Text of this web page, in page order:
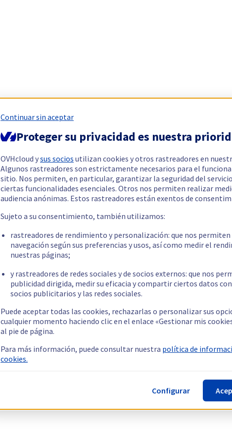
Continuar sin aceptar
Proteger su privacidad es nuestra
OVHcloud ysus socios utilizan cookies y otros rastreadores en
Algunos rastreadores son estrictamente necesarios para el
sitio. Nos permiten, en particular, garantizar la seguridad del
ciertas funcionalidades esenciales. Otros nos permiten realizar
audiencia anónimas. Estos rastreadores están exentos de
Sujeto a su consentimiento, también utilizamos:
rastreadores de rendimiento y personalización: que nos
navegación según sus preferencias y usos, así como medir el
nuestras páginas;
y rastreadores de redes sociales y de socios externos: que nos
publicidad dirigida, medir su eficacia y compartir ciertos datos
socios publicitarios y las redes sociales.
Puede aceptar todas las cookies, rechazarlas o personalizar sus
cualquier momento haciendo clic en el enlace «Gestionar mis
al pie de página.
Para más información, puede consultar nuestra política de
cookies.
Configurar